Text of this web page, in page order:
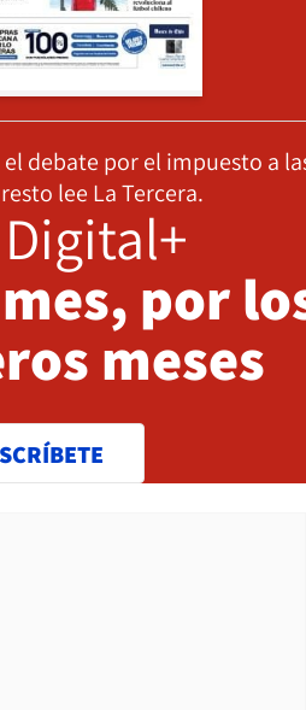
debate por el impuesto a
lee La Tercera.
por
meses